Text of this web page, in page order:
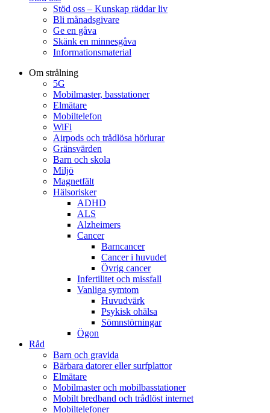
Stöd oss – Kunskap räddar liv
Bli månadsgivare
Ge en gåva
Skänk en minnesgåva
Informationsmaterial
Om strålning
5G
Mobilmaster, basstationer
Elmätare
Mobiltelefon
WiFi
Airpods och trådlösa hörlurar
Gränsvärden
Barn och skola
Miljö
Magnetfält
Hälsorisker
ADHD
ALS
Alzheimers
Cancer
Barncancer
Cancer i huvudet
Övrig cancer
Infertilitet och missfall
Vanliga symtom
Huvudvärk
Psykisk ohälsa
Sömnstörningar
Ögon
Råd
Barn och gravida
Bärbara datorer eller surfplattor
Elmätare
Mobilmaster och mobilbasstationer
Mobilt bredband och trådlöst internet
Mobiltelefoner